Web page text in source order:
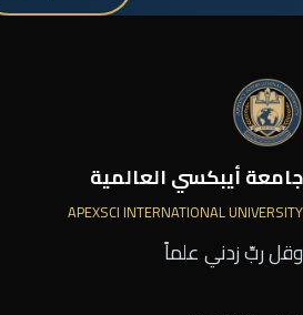
جامعة أيبكسي العالمية
APEXSCI INTERNATIONAL UNIVERSITY
وقل ربِّ زدني علماً